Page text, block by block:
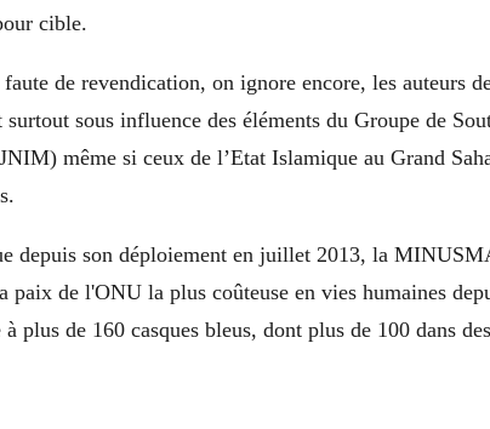
cible.
de revendication, on ignore encore, les auteurs
surtout sous influence des éléments du Groupe de
même si ceux de l’Etat Islamique au Grand
depuis son déploiement en juillet 2013, la
paix de l'ONU la plus coûteuse en vies humaines
plus de 160 casques bleus, dont plus de 100 dans